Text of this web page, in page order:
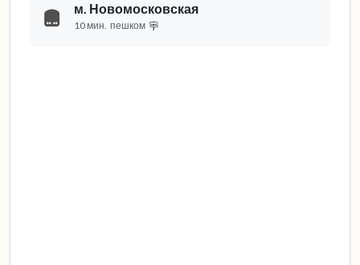
м. Новомосковская
10 мин. пешком